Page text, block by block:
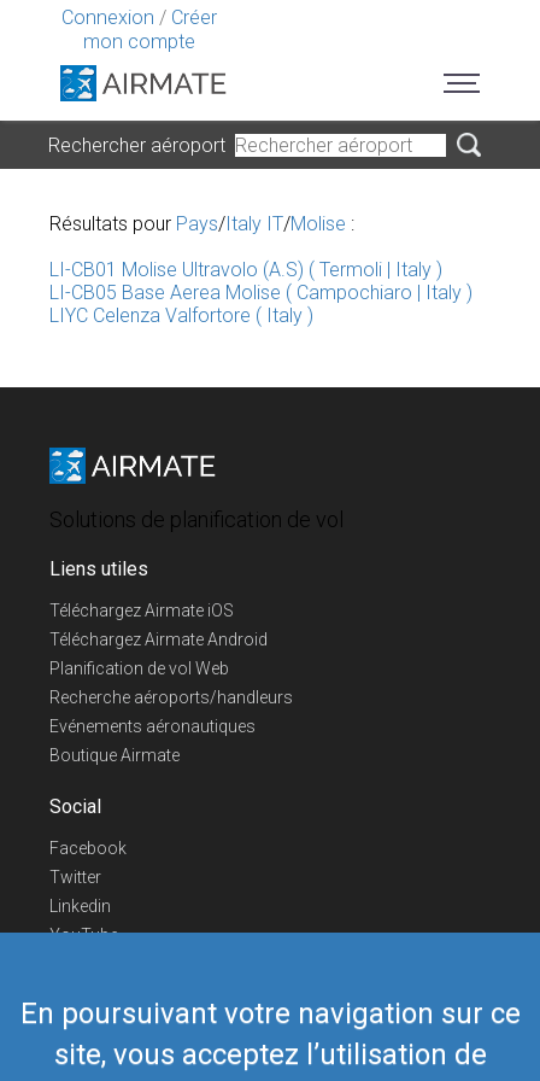
Connexion / Créer
mon compte
En poursuivant votre navigation sur ce
site, vous acceptez l’utilisation de
Rechercher aéroport
Résultats pour Pays/Italy IT/Molise :
LI-CB01 Molise Ultravolo (A.S) ( Termoli | Italy )
LI-CB05 Base Aerea Molise ( Campochiaro | Italy )
LIYC Celenza Valfortore ( Italy )
Solutions de planification de vol
Liens utiles
Téléchargez Airmate iOS
Téléchargez Airmate Android
Planification de vol Web
Recherche aéroports/handleurs
Evénements aéronautiques
Boutique Airmate
Social
Facebook
Twitter
Linkedin
YouTube
Nous contacter
Téléphone Europe+352 26441835